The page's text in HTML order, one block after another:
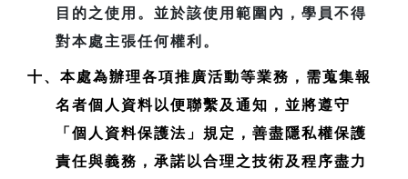
目的之使用。並於該使用範圍內，學員不得
對本處主張任何權利。
十、本處為辦理各項推廣活動等業務，需蒐集報
名者個人資料以便聯繫及通知，並將遵守
「個人資料保護法」規定，善盡隱私權保護
責任與義務，承諾以合理之技術及程序盡力